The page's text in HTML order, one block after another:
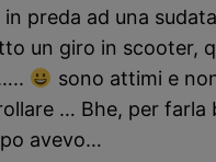
preda ad una
un giro in scooter,
sono attimi e
… Bhe, per farla
avevo…